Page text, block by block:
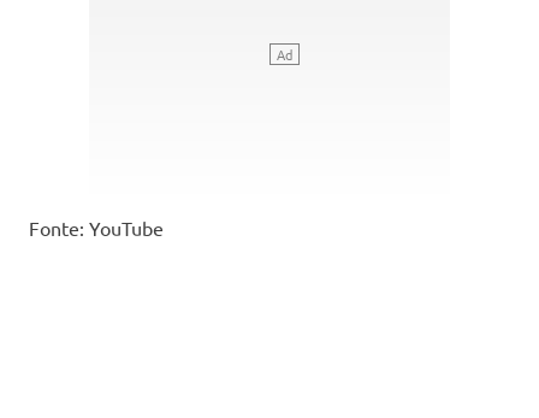
Fonte: YouTube